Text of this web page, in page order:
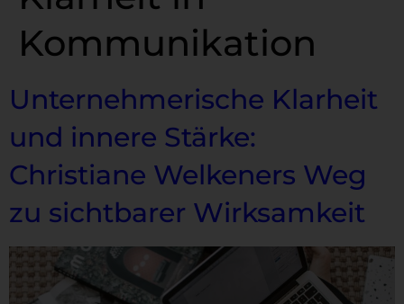
Kommunikation
Unternehmerische Klarheit
und innere Stärke:
Christiane Welkeners Weg
zu sichtbarer Wirksamkeit